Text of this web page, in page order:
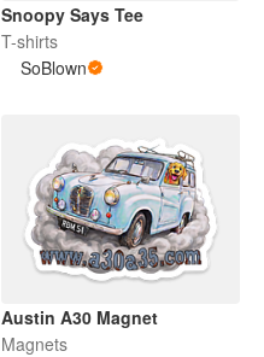
Snoopy Says Tee
T-shirts
SoBlown
Austin A30 Magnet
Magnets